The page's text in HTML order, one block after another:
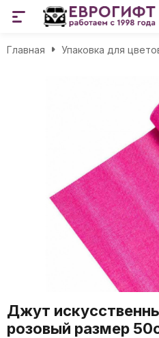
Главная Упаковка для
Джут
розовый размер